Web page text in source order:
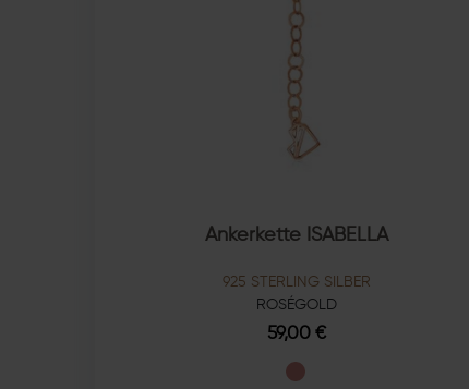
Ankerkette ISABELLA
925 STERLING SILBER
ROSÉGOLD
59,00 €